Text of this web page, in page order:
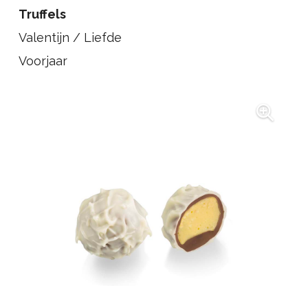
Truffels
Valentijn / Liefde
Voorjaar